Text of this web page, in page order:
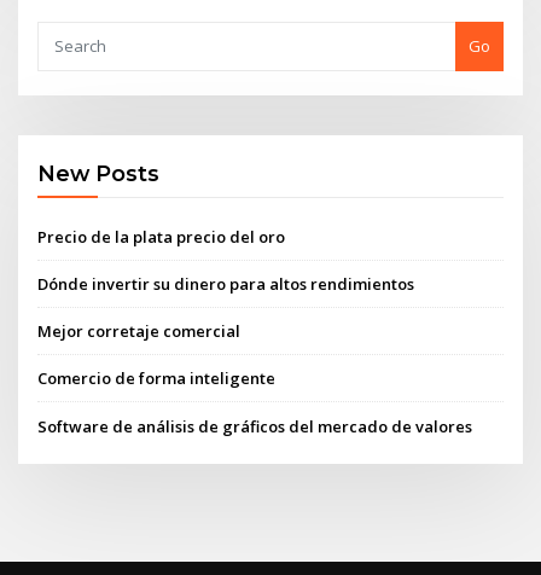
Go
New Posts
Precio de la plata precio del oro
Dónde invertir su dinero para altos rendimientos
Mejor corretaje comercial
Comercio de forma inteligente
Software de análisis de gráficos del mercado de valores